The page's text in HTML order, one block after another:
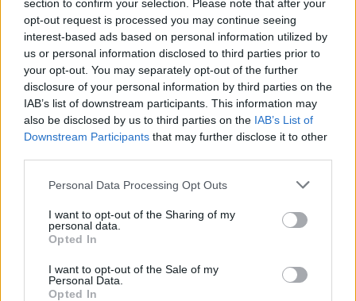
section to confirm your selection. Please note that after your
opt-out request is processed you may continue seeing
interest-based ads based on personal information utilized by
us or personal information disclosed to third parties prior to
your opt-out. You may separately opt-out of the further
disclosure of your personal information by third parties on the
IAB’s list of downstream participants. This information may
also be disclosed by us to third parties on the IAB’s List of
Downstream Participants that may further disclose it to other
Please note that this website/app uses one or more Google
not limited to your visit or usage behaviour. You may click to
grant or deny consent to Google and its third-party tags to
use your data for below specified purposes in below Google
consent section.
Personal Data Processing Opt Outs
I want to opt-out of the Sharing of my
personal data.
Opted In
I want to opt-out of the Sale of my
Personal Data.
Opted In
Azt ugyanakkor problémásnak tartja, ha már egyszer
leadózott vagyonokra újabb adóteher kerül.
Hasonló kritikát fogalmazott meg Zsiday Viktor befektetési
szakember is.
Szerinte az új rendszer versenyhátrányba hozhatná a magyar
tulajdonú vállalatokat, különösen akkor, ha a külföldi cégek
2027-ben indulhat a
rendszer